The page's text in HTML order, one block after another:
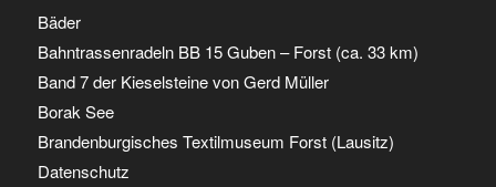
Bäder
Bahntrassenradeln BB 15 Guben – Forst (ca. 33 km)
Band 7 der Kieselsteine von Gerd Müller
Borak See
Brandenburgisches Textilmuseum Forst (Lausitz)
Datenschutz